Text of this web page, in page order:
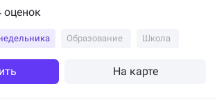
оценок
Образование Школа
На карте